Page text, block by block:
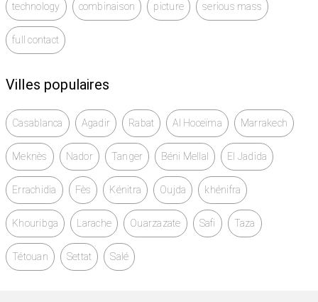
technology combinaison picture serious mass
full contact
Villes populaires
Casablanca Agadir Rabat Al Hoceïma Marrakech
Meknès Nador Tanger Béni Mellal El Jadida
Errachidia Fès Kénitra Oujda khénifra
Khouribga Larache Ouarzazate Safi Taza
Tétouan Settat Salé